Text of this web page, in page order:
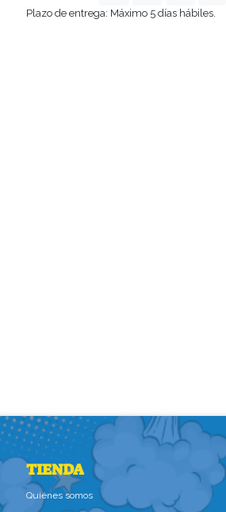
Plazo de entrega: Máximo 5 días hábiles.
TIENDA
Quiénes somos